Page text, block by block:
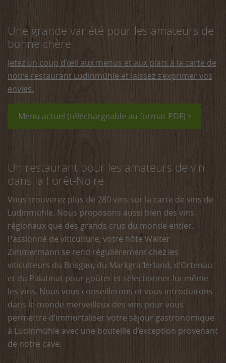
Une grande variété pour les amateurs de
bonne chère
Jetez un coup d’œil aux menus et aux plats à la carte de
notre restaurant Ludinmühle et laissez s’exprimer vos
envies.
Menu actuel (téléchargeable au format PDF)
Un restaurant pour les amateurs de vin
dans la Forêt-Noire
Vous trouverez plus de 280 vins sur la carte de vins de
Ludinmühle. Nous proposons aussi bien des vins
régionaux que des grands crus du monde entier.
Passionné de viticulture, votre hôte Walter
Zimmermann se rend régulièrement chez les
viticulteurs du Brisgau, du Markgräflerland, d’Ortenau
et du Palatinat pour goûter et sélectionner lui-même
les vins. Nous vous conseillerons et vous introduirons
dans le monde merveilleux des vins pour vous
permettre d’immortaliser votre séjour gastronomique
à Ludinmühle avec une bouteille d’exception provenant
de notre cave.